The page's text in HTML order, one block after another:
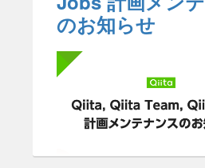
Qiitaはサービスを開始して
たくさんの新機能開発や改
ユーザーの満足を持続的
それには、運営チームは
あります。
運営コストに充てるため
であるエンジニアの皆さ
GAAD Japan
ついて
GAAD Japan 2024は、毎年
曜日に開催されるアクセシ
す。
のお知らせ